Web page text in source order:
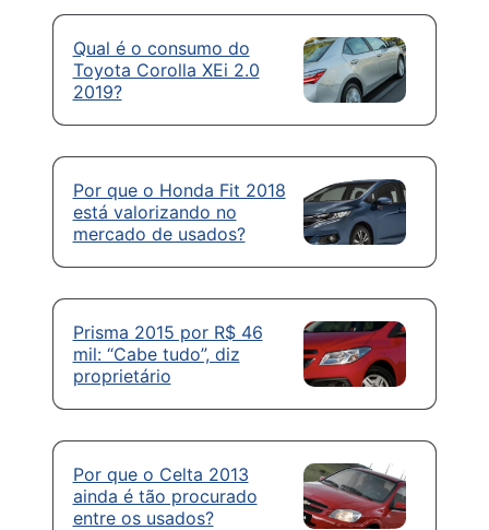
Qual é o consumo do
Toyota Corolla XEi 2.0
2019?
Por que o Honda Fit 2018
está valorizando no
mercado de usados?
Prisma 2015 por R$ 46
mil: “Cabe tudo”, diz
proprietário
Por que o Celta 2013
ainda é tão procurado
entre os usados?